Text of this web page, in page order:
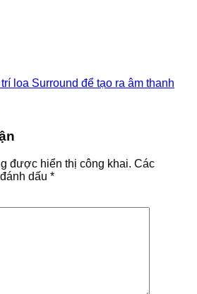
loa Surround để tạo ra âm thanh
được hiển thị công khai. Các
dấu *